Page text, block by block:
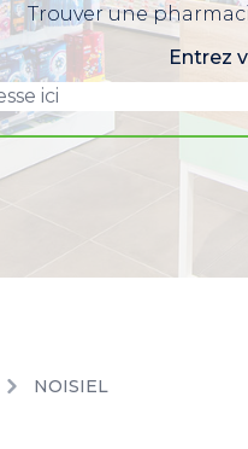
Trouver une
Entrez
NOISIEL